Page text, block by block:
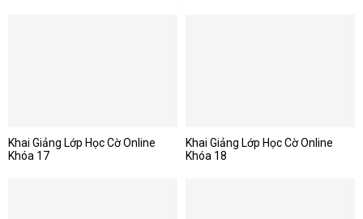
Khai Giảng Lớp Học Cờ Online
Khóa 17
Khai Giảng Lớp Học Cờ Online
Khóa 18